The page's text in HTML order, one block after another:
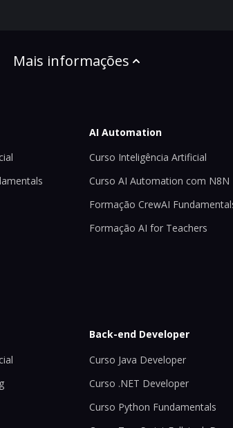
Mais informações
AI Automation
Curso Inteligência Artificial
Curso AI Automation com N8N
Formação CrewAI
Formação AI for Teachers
Back-end Developer
Curso Java Developer
Curso .NET Developer
Curso Python Fundamentals